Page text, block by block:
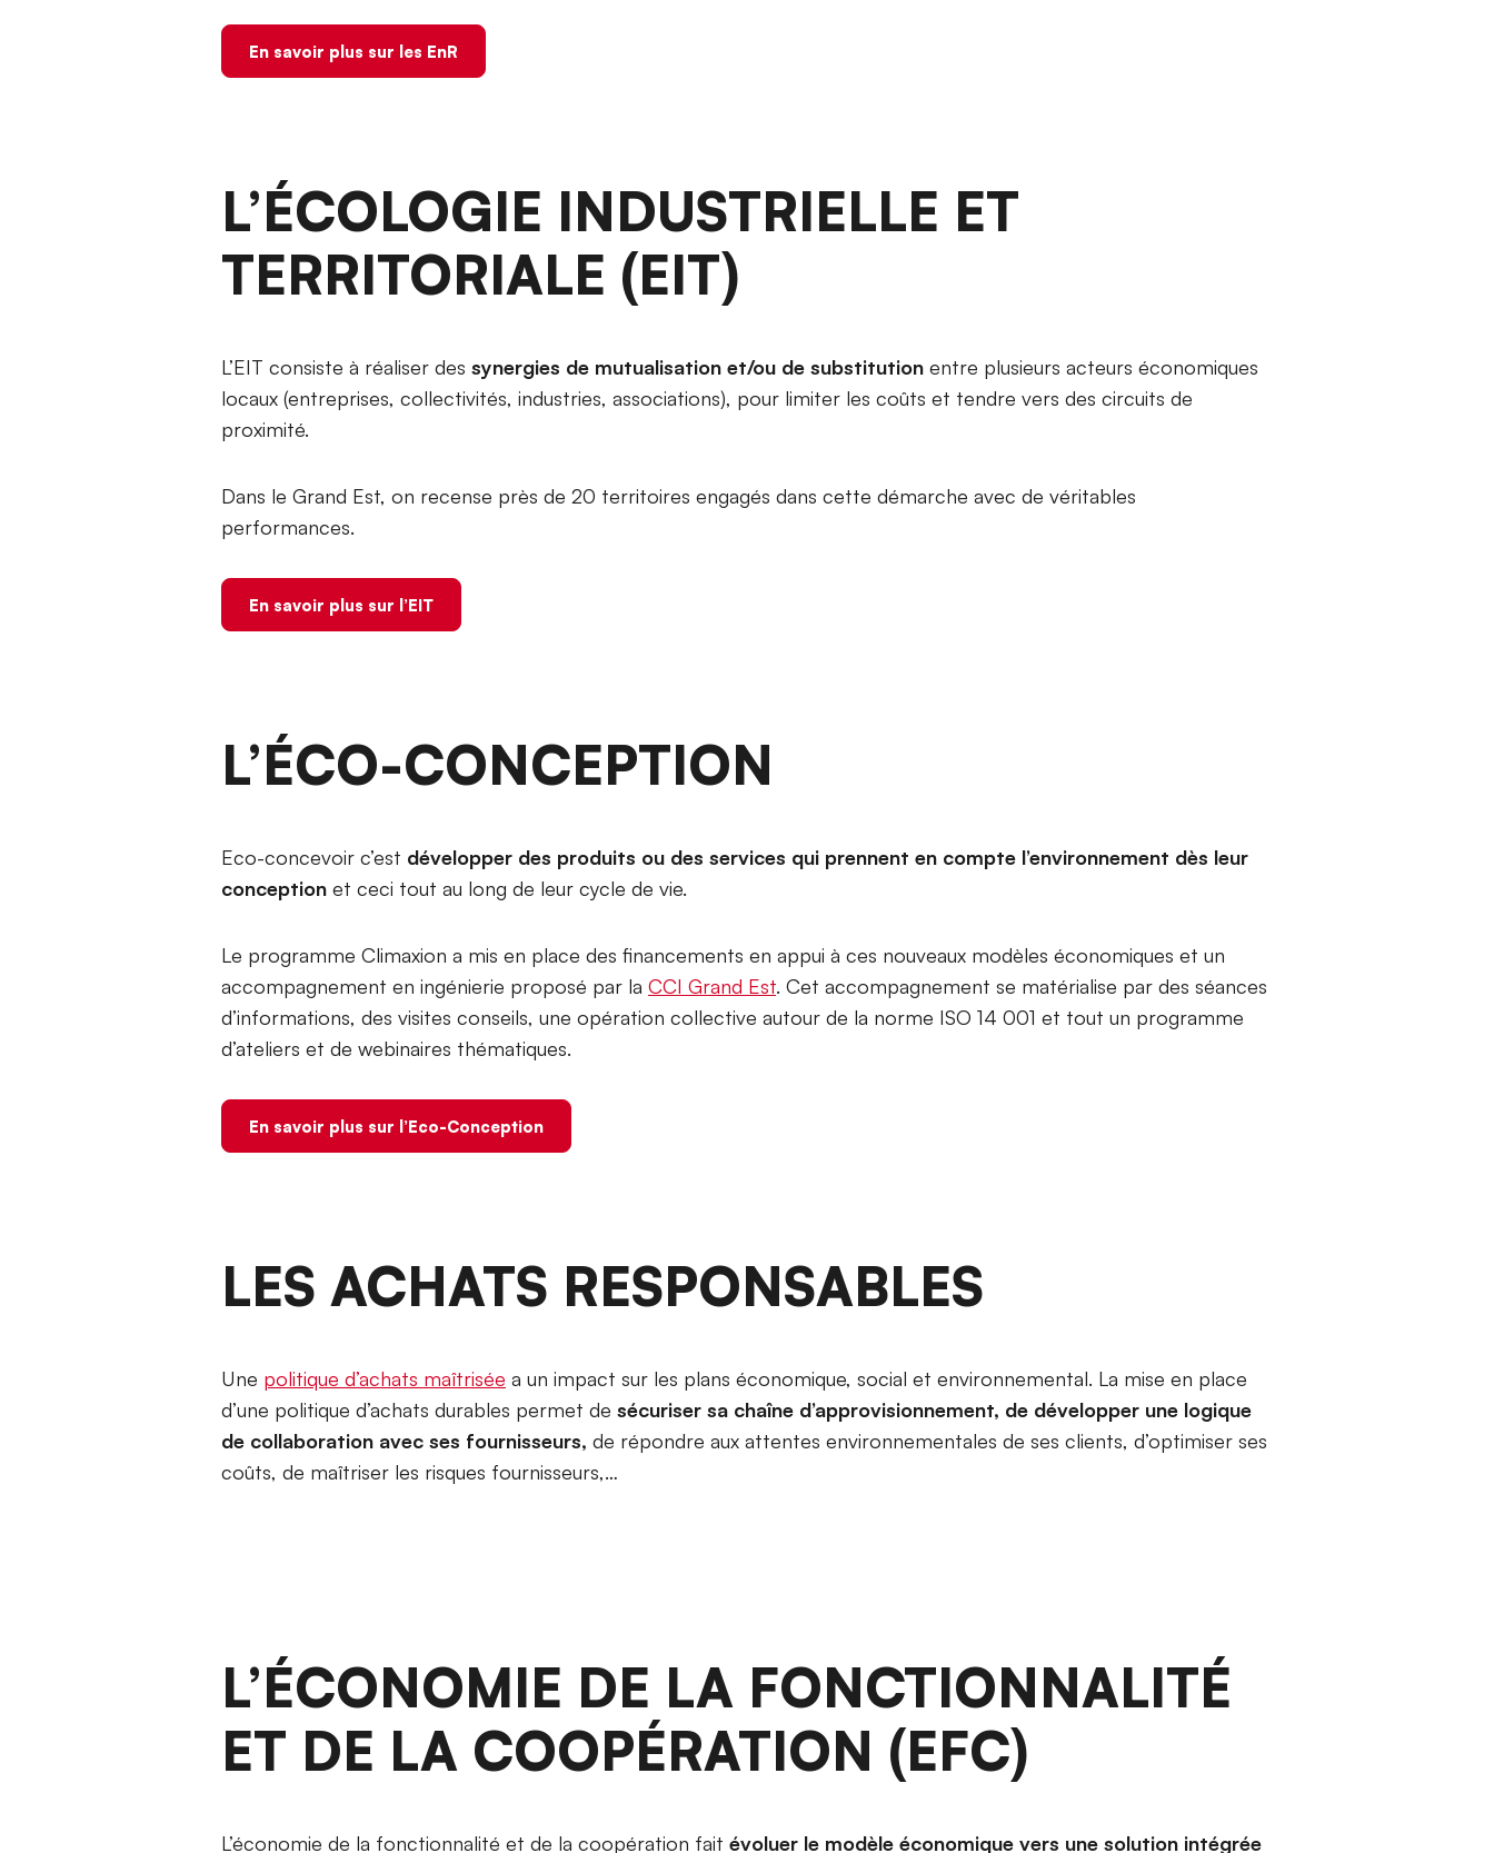
En savoir plus sur les EnR
L’ÉCOLOGIE INDUSTRIELLE ET
TERRITORIALE (EIT)
L’EIT consiste à réaliser des synergies de mutualisation et/ou de substitution entre plusieurs acteurs économiques
locaux (entreprises, collectivités, industries, associations), pour limiter les coûts et tendre vers des circuits de
proximité.
Dans le Grand Est, on recense près de 20 territoires engagés dans cette démarche avec de véritables
performances.
En savoir plus sur l’EIT
L’ÉCO-CONCEPTION
Eco-concevoir c’est développer des produits ou des services qui prennent en compte l’environnement dès leur
conception et ceci tout au long de leur cycle de vie.
Le programme Climaxion a mis en place des financements en appui à ces nouveaux modèles économiques et un
accompagnement en ingénierie proposé par la CCI Grand Est. Cet accompagnement se matérialise par des séances
d’informations, des visites conseils, une opération collective autour de la norme ISO 14 001 et tout un programme
d’ateliers et de webinaires thématiques.
En savoir plus sur l’Eco-Conception
LES ACHATS RESPONSABLES
Une politique d’achats maîtrisée a un impact sur les plans économique, social et environnemental. La mise en place
d’une politique d’achats durables permet de sécuriser sa chaîne d’approvisionnement, de développer une logique
de collaboration avec ses fournisseurs, de répondre aux attentes environnementales de ses clients, d’optimiser ses
coûts, de maîtriser les risques fournisseurs,…
L’ÉCONOMIE DE LA FONCTIONNALITÉ
ET DE LA COOPÉRATION (EFC)
L’économie de la fonctionnalité et de la coopération fait évoluer le modèle économique vers une solution intégrée